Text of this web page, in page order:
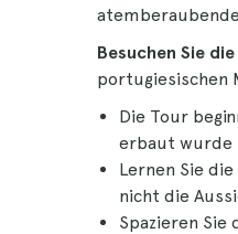
Besuchen Sie
portugiesischen
Die Tour
erbaut wurde
Lernen Sie die
nicht die
Spazieren Sie